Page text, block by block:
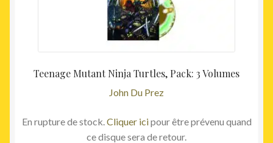
Teenage Mutant Ninja Turtles, Pack: 3 Volumes
John Du Prez
En rupture de stock. Cliquer icipour être prévenu quand
ce disque sera de retour.